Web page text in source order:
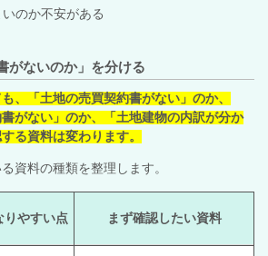
のか不安がある
がないのか」を分ける
、「土地の売買契約書がない」のか、
書がない」のか、「土地建物の内訳が分か
る資料は変わります。
資料の種類を整理します。
りやすい点 まず確認したい資料